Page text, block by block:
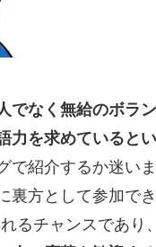
でなく無給のボラ
力を求めていると
で紹介するか迷い
裏方として参加で
るチャンスであり